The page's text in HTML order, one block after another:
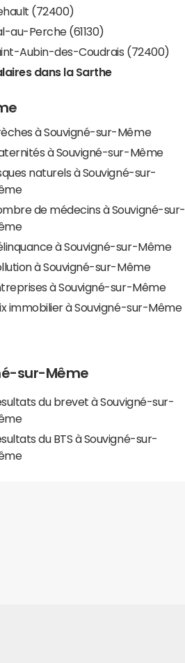
(72400)
au-Perche (61130)
Aubin-des-Coudrais (72400)
dans la Sarthe
Crèches à Souvigné-sur-Même
à Souvigné-sur-Même
naturels à Souvigné-sur-
de médecins à Souvigné-sur-
à Souvigné-sur-Même
à Souvigné-sur-Même
à Souvigné-sur-Même
immobilier à Souvigné-sur-Même
sur-Même
du brevet à Souvigné-sur-
du BTS à Souvigné-sur-